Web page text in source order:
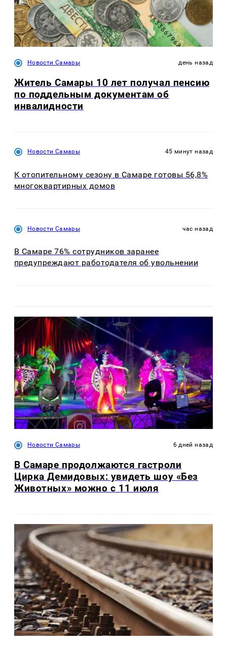
Новости Самары день назад
Житель Самары 10 лет получал пенсию
по поддельным документам об
инвалидности
Новости Самары 45 минут назад
К отопительному сезону в Самаре готовы 56,8%
многоквартирных домов
Новости Самары час назад
В Самаре 76% сотрудников заранее
предупреждают работодателя об увольнении
Новости Самары 6 дней назад
В Самаре продолжаются гастроли
Цирка Демидовых: увидеть шоу «Без
Животных» можно с 11 июля